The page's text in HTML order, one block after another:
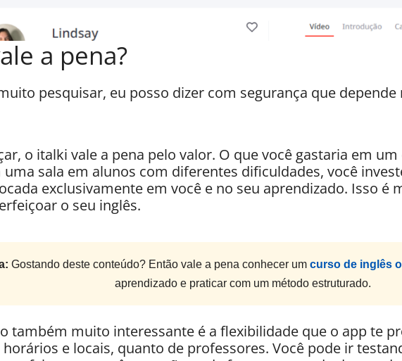
a pena?
pesquisar, eu posso dizer com segurança que
o italki vale a pena pelo valor. O que você gastaria em
uma sala em alunos com diferentes dificuldades, você
exclusivamente em você e no seu aprendizado. Isso é
o seu inglês.
Gostando deste conteúdo? Então vale a pena conhecer um curso de inglês
aprendizado e praticar com um método estruturado.
também muito interessante é a flexibilidade que o app te
e locais, quanto de professores. Você pode ir